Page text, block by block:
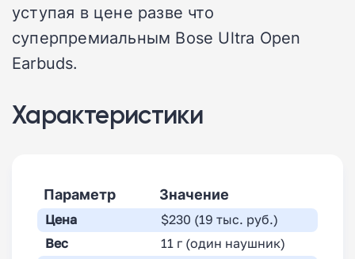
уступая в цене разве что
суперпремиальным Bose Ultra Open
Earbuds.
Характеристики
Параметр Значение
Цена
$230 (19 тыс. руб.)
Вес
11 г (один наушник)